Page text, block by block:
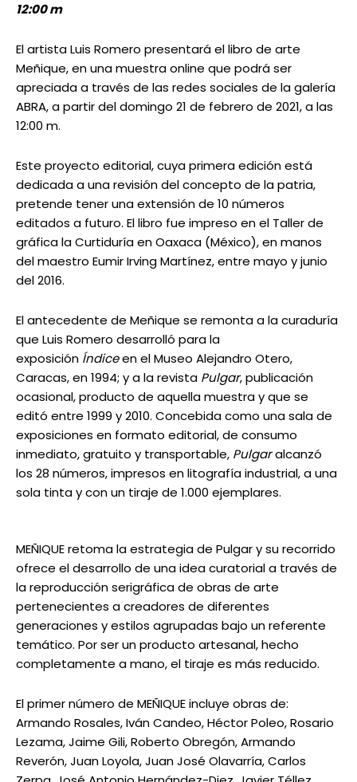
12:00 m
El artista Luis Romero presentará el libro de arte
Meñique, en una muestra online que podrá ser
apreciada a través de las redes sociales de la galería
ABRA, a partir del domingo 21 de febrero de 2021, a las
12:00 m.
Este proyecto editorial, cuya primera edición está
dedicada a una revisión del concepto de la patria,
pretende tener una extensión de 10 números
editados a futuro. El libro fue impreso en el Taller de
gráfica la Curtiduría en Oaxaca (México), en manos
del maestro Eumir Irving Martínez, entre mayo y junio
del 2016.
El antecedente de Meñique se remonta a la curaduría
que Luis Romero desarrolló para la
exposición Índiceen el Museo Alejandro Otero,
Caracas, en 1994; y a la revista Pulgar, publicación
ocasional, producto de aquella muestra y que se
editó entre 1999 y 2010. Concebida como una sala de
exposiciones en formato editorial, de consumo
inmediato, gratuito y transportable, Pulgaralcanzó
los 28 números, impresos en litografía industrial, a una
sola tinta y con un tiraje de 1.000 ejemplares.
MEÑIQUE retoma la estrategia de Pulgar y su recorrido
ofrece el desarrollo de una idea curatorial a través de
la reproducción serigráfica de obras de arte
pertenecientes a creadores de diferentes
generaciones y estilos agrupadas bajo un referente
temático. Por ser un producto artesanal, hecho
completamente a mano, el tiraje es más reducido.
El primer número de MEÑIQUE incluye obras de:
Armando Rosales, Iván Candeo, Héctor Poleo, Rosario
Lezama, Jaime Gili, Roberto Obregón, Armando
Reverón, Juan Loyola, Juan José Olavarría, Carlos